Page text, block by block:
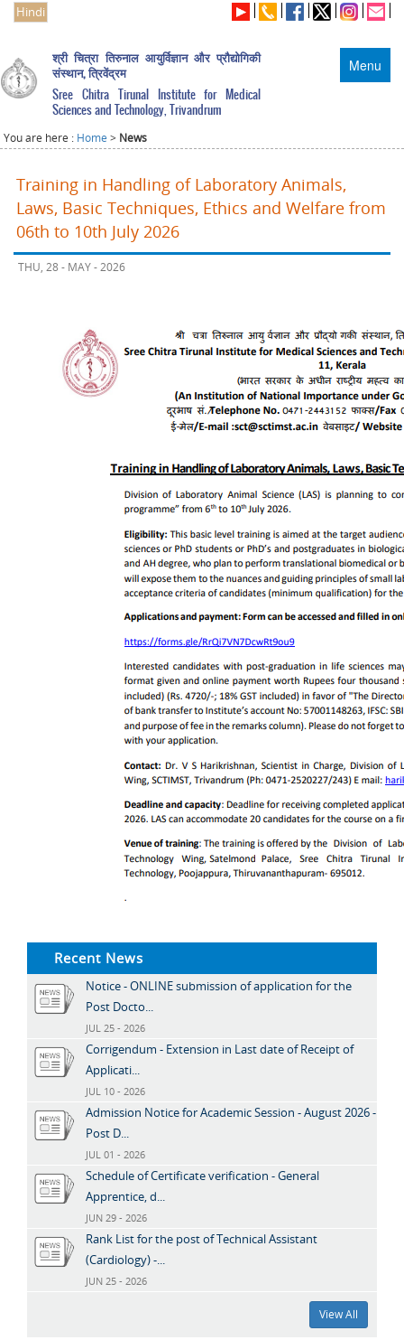
Hindi
Menu
श्री चित्रा तिरुनाल आयुर्विज्ञान और प्रौद्योगिकी
संस्थान, त्रिवेंद्रम
Sree Chitra Tirunal Institute for Medical
Sciences and Technology, Trivandrum
You are here : Home > News
Training in Handling of Laboratory Animals,
Laws, Basic Techniques, Ethics and Welfare from
06th to 10th July 2026
THU, 28 - MAY - 2026
Recent News
Notice - ONLINE submission of application for the
Post Docto...
JUL 25 - 2026
Corrigendum - Extension in Last date of Receipt of
Applicati...
JUL 10 - 2026
Admission Notice for Academic Session - August 2026 -
Post D...
JUL 01 - 2026
Schedule of Certificate verification - General
Apprentice, d...
JUN 29 - 2026
Rank List for the post of Technical Assistant
(Cardiology) -...
JUN 25 - 2026
View All